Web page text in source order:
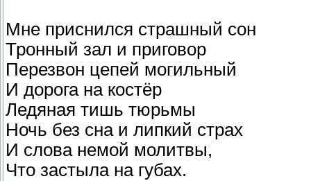
Мне приснился страшный сон
Тронный зал и приговор
Перезвон цепей могильный
И дорога на костёр
Ледяная тишь тюрьмы
Ночь без сна и липкий страх
И слова немой молитвы,
Что застыла на губах.